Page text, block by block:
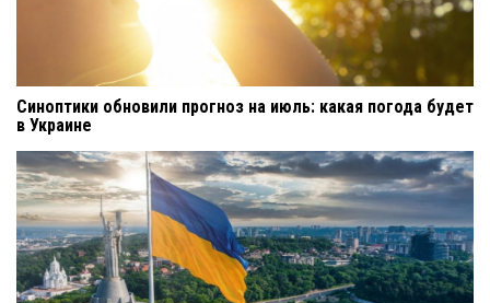
Синоптики обновили прогноз на июль: какая погода будет
в Украине